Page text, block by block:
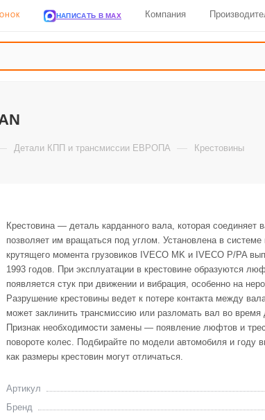
НАПИСАТЬ В MAX Компания
Детали КПП и трансмиссии ЕВРОПА — Крестовины
Крестовина — деталь карданного вала, которая соединяет
позволяет им вращаться под углом. Установлена в системе
крутящего момента грузовиков IVECO MK и IVECO P/PA
1993 годов. При эксплуатации в крестовине образуются
появляется стук при движении и вибрация, особенно на
Разрушение крестовины ведет к потере контакта между
может заклинить трансмиссию или разломать вал во время
Признак необходимости замены — появление люфтов и
повороте колес. Подбирайте по модели автомобиля и году
как размеры крестовин могут отличаться.
Артикул
Бренд